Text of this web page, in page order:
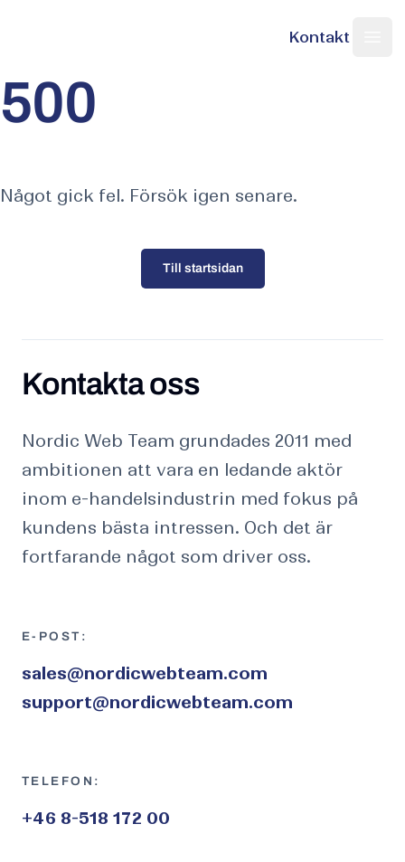
Sök på sajten
Kontakt
500
Något gick fel. Försök igen senare.
Till startsidan
Kontakta oss
Kontakta oss
Nordic Web Team grundades 2011 med
ambitionen att vara en ledande aktör
inom e-handelsindustrin med fokus på
kundens bästa intressen. Och det är
fortfarande något som driver oss.
E-POST:
sales@nordicwebteam.com
support@nordicwebteam.com
TELEFON:
+46 8-518 172 00